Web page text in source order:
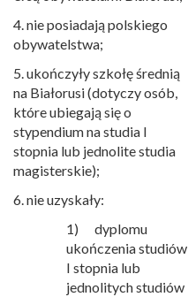
4. nie posiadają polskiego
obywatelstwa;
5. ukończyły szkołę średnią
na Białorusi (dotyczy osób,
które ubiegają się o
stypendium na studia I
stopnia lub jednolite studia
magisterskie);
6. nie uzyskały:
1) dyplomu
ukończenia studiów
I stopnia lub
jednolitych studiów